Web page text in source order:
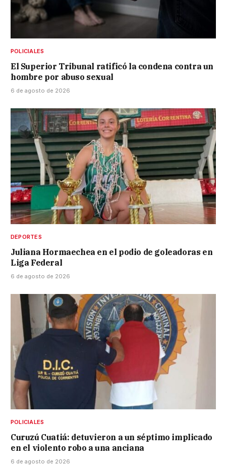
POLICIALES
El Superior Tribunal ratificó la condena contra un
hombre por abuso sexual
6 de agosto de 2026
DEPORTES
Juliana Hormaechea en el podio de goleadoras en
Liga Federal
6 de agosto de 2026
POLICIALES
Curuzú Cuatiá: detuvieron a un séptimo implicado
en el violento robo a una anciana
6 de agosto de 2026